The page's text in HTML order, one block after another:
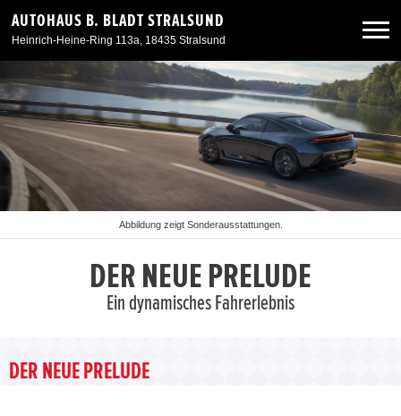
AUTOHAUS B. BLADT STRALSUND
Heinrich-Heine-Ring 113a, 18435 Stralsund
Neuwagen
Gebrauchtwagen
Angebote
Abbildung zeigt Sonderausstattungen.
DER NEUE PRELUDE
Ein dynamisches Fahrerlebnis
DER NEUE PRELUDE